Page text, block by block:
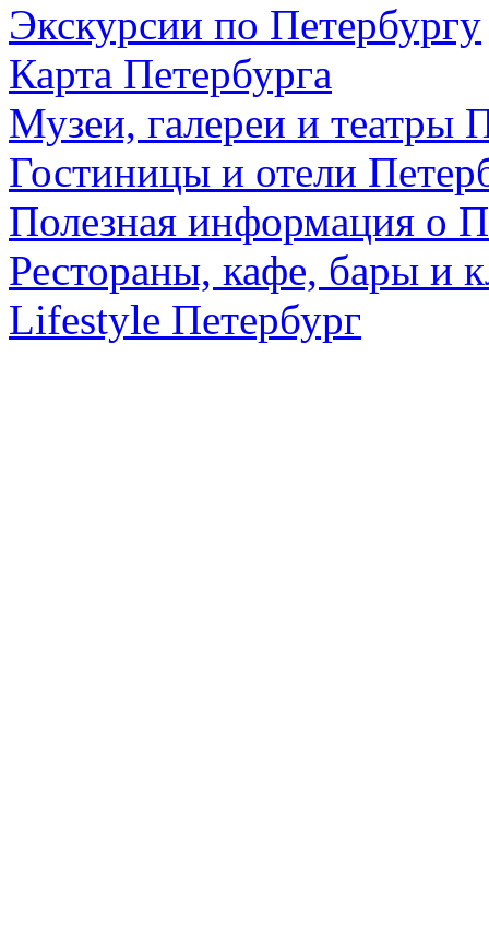
Экскурсии по Петербургу
Карта Петербурга
Музеи, галереи и театры
Гостиницы и отели
Полезная информация о
Рестораны, кафе, бары и
Lifestyle Петербург